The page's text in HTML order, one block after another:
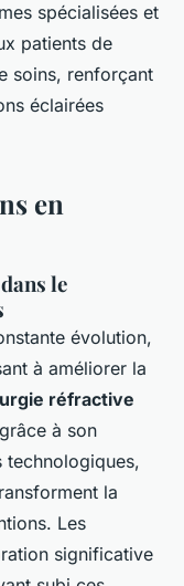
spécialisées et
patients de
soins, renforçant
éclairées
en
le
évolution,
à améliorer la
réfractive
à son
technologiques,
la
Les
significative